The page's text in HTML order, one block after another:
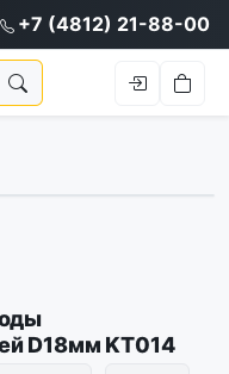
+7 (4812) 21-88-00
D18мм KT014